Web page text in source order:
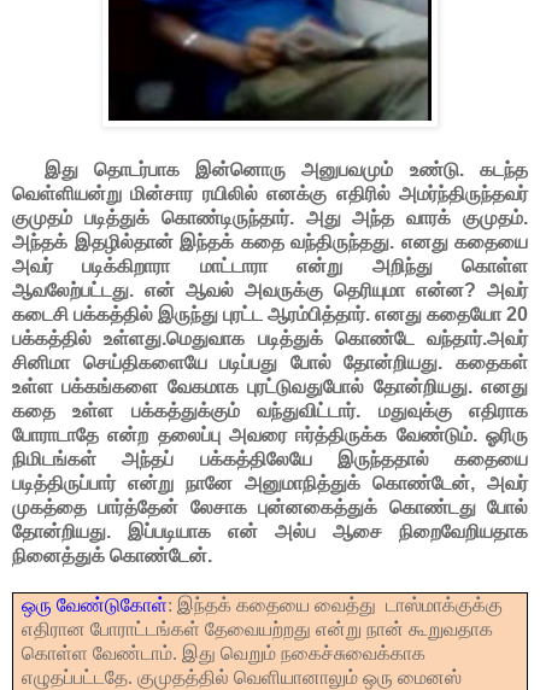
இது தொடர்பாக இன்னொரு அனுபவமும் உண்டு. கடந்த
வெள்ளியன்று மின்சார ரயிலில் எனக்கு எதிரில் அமர்ந்திருந்தவர்
குமுதம் படித்துக் கொண்டிருந்தார். அது அந்த வாரக் குமுதம்.
அந்தக் இதழில்தான் இந்தக் கதை வந்திருந்தது. எனது கதையை
அவர் படிக்கிறாரா மாட்டாரா என்று அறிந்து கொள்ள
ஆவலேற்பட்டது. என் ஆவல் அவருக்கு தெரியுமா என்ன? அவர்
கடைசி பக்கத்தில் இருந்து புரட்ட ஆரம்பித்தார். எனது கதையோ 20
பக்கத்தில் உள்ளது.மெதுவாக படித்துக் கொண்டே வந்தார்.அவர்
சினிமா செய்திகளையே படிப்பது போல் தோன்றியது. கதைகள்
உள்ள பக்கங்களை வேகமாக புரட்டுவதுபோல் தோன்றியது. எனது
கதை உள்ள பக்கத்துக்கும் வந்துவிட்டார். மதுவுக்கு எதிராக
போராடாதே என்ற தலைப்பு அவரை ஈர்த்திருக்க வேண்டும். ஓரிரு
நிமிடங்கள் அந்தப் பக்கத்திலேயே இருந்ததால் கதையை
படித்திருப்பார் என்று நானே அனுமாநித்துக் கொண்டேன், அவர்
முகத்தை பார்த்தேன் லேசாக புன்னகைத்துக் கொண்டது போல்
தோன்றியது. இப்படியாக என் அல்ப ஆசை நிறைவேறியதாக
நினைத்துக் கொண்டேன்.
ஒரு வேண்டுகோள்:இந்தக் கதையை வைத்து டாஸ்மாக்குக்கு
எதிரான போராட்டங்கள் தேவையற்றது என்று நான் கூறுவதாக
கொள்ள வேண்டாம். இது வெறும் நகைச்சுவைக்காக
எழுதப்பட்டதே. குமுதத்தில் வெளியானாலும் ஒரு மைனஸ்